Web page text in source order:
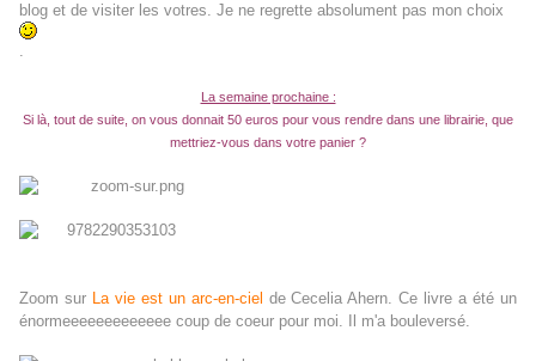
blog et de visiter les votres. Je ne regrette absolument pas mon choix
.
La semaine prochaine :
Si là, tout de suite, on vous donnait 50 euros pour vous rendre dans une librairie, que
mettriez-vous dans votre panier ?
Zoom sur La vie est un arc-en-ciel de Cecelia Ahern. Ce livre a été un
énormeeeeeeeeeeeee coup de coeur pour moi. Il m'a bouleversé.